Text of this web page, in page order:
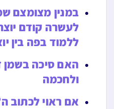
במנין מצומצם
לעשרה קודם
ללמוד בפה בין
האם סיכה בשמן
ולחכמה
אם ראוי לכתוב